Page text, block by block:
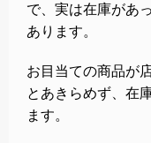
で、実は在庫があ
あります。
お目当ての商品が
とあきらめず、在
ます。